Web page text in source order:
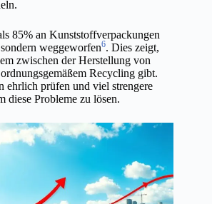
85% an Kunststoffverpackungen
weggeworfen6. Dies zeigt,
zwischen der Herstellung von
Recycling gibt.
ehrlich prüfen und viel strengere
diese Probleme zu lösen.